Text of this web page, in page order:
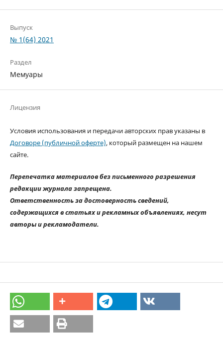
Выпуск
№ 1(64) 2021
Раздел
Мемуары
Лицензия
Условия использования и передачи авторских прав указаны в
Договоре (публичной оферте), который размещен на нашем
сайте.
Перепечатка материалов без письменного разрешения
редакции журнала запрещена.
Ответственность за достоверность сведений,
содержащихся в статьях и рекламных объявлениях, несут
авторы и рекламодатели.